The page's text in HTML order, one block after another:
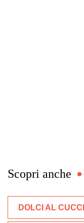
Scopri anche
DOLCI AL